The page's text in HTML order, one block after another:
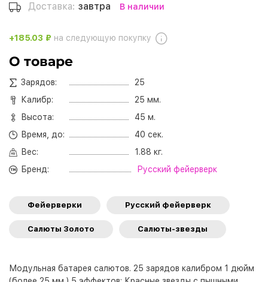
Доставка: завтра В наличии
+185.03 ₽ на следующую покупку
О товаре
Зарядов:
25
Калибр:
25 мм.
Высота:
45 м.
Время, до:
40 сек.
Вес:
1.88 кг.
Бренд:
Русский фейерверк
Фейерверки Русский фейерверк
Салюты Золото Салюты-звезды
Модульная батарея салютов. 25 зарядов калибром 1 дюйм